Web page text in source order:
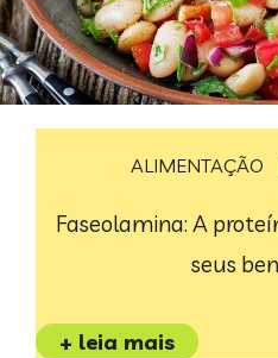
ALIMENTAÇÃO
Faseolamina: A
seus
+ leia mais